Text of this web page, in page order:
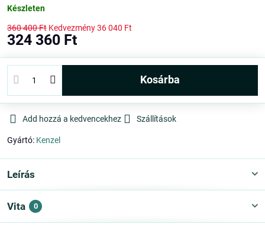
Készleten
360 400 Ft Kedvezmény36 040 Ft
324 360 Ft
kosárba
Add hozzá a kedvencekhez Szállítások
Gyártó: Kenzel
Leírás
Vita 0